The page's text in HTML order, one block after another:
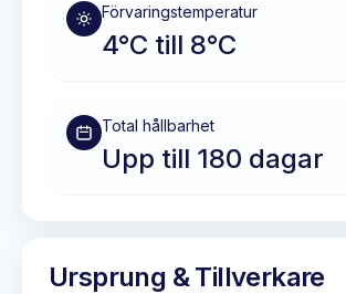
Förvaringstemperatur
4°C till 8°C
Total hållbarhet
Upp till 180 dagar
Ursprung & Tillverkare